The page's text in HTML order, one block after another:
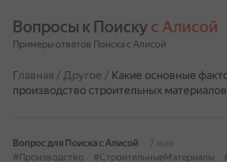
Вопросы к Поиску с Алисой
Примеры ответов Поиска с Алисой
Главная / Другое / Какие основные
производство строительных
Вопрос для Поиска с Алисой
7 мая
#Производство
#СтроительныеМатериалы